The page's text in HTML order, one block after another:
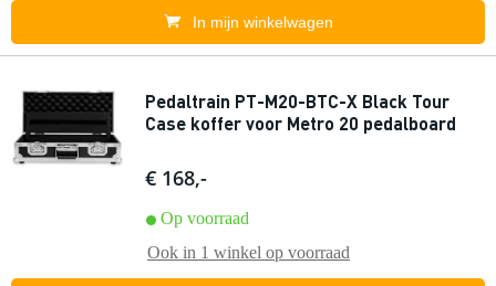
In mijn winkelwagen
Pedaltrain PT-M20-BTC-X Black Tour
Case koffer voor Metro 20 pedalboard
€ 168,-
Op voorraad
Ook in 1 winkel op voorraad